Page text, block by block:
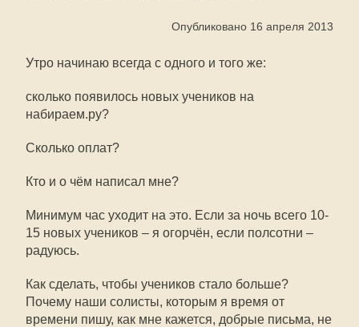
Опубликовано 16 апреля 2013
Утро начинаю всегда с одного и того же:
сколько появилось новых учеников на
набираем.ру?
Сколько оплат?
Кто и о чём написал мне?
Минимум час уходит на это. Если за ночь всего 10-
15 новых учеников – я огорчён, если полсотни –
радуюсь.
Как сделать, чтобы учеников стало больше?
Почему наши солисты, которым я время от
времени пишу, как мне кажется, добрые письма, не